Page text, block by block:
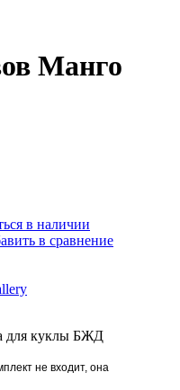
Манго
в наличии
в сравнение
для куклы БЖД
не входит, она